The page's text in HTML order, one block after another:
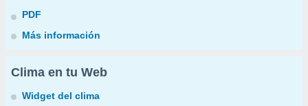
PDF
Más información
Clima en tu Web
Widget del clima